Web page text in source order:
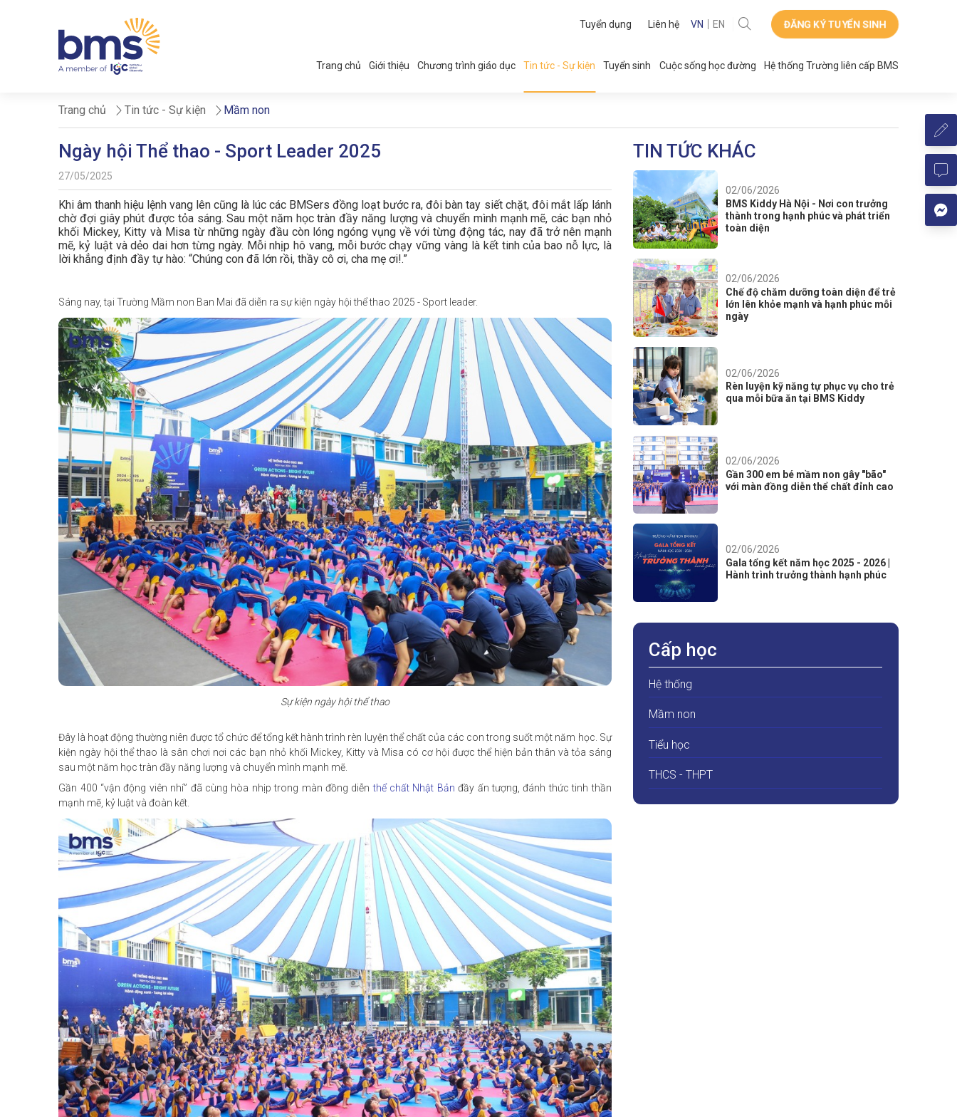
Tuyển dụng Liên hệ VN EN ĐĂNG KÝ TUYỂN SINH
Trang chủ Giới thiệu Chương trình giáo dục Tin tức - Sự kiện Tuyển sinh Cuộc sống học đường Hệ thống Trường liên cấp BMS
Trang chủ Tin tức - Sự kiện Mầm non
Ngày hội Thể thao - Sport Leader 2025
27/05/2025
Khi âm thanh hiệu lệnh vang lên cũng là lúc các BMSers đồng loạt bước ra, đôi bàn tay siết chặt, đôi mắt lấp lánh
chờ đợi giây phút được tỏa sáng. Sau một năm học tràn đầy năng lượng và chuyển mình mạnh mẽ, các bạn nhỏ
khối Mickey, Kitty và Misa từ những ngày đầu còn lóng ngóng vụng về với từng động tác, nay đã trở nên mạnh
mẽ, kỷ luật và dẻo dai hơn từng ngày. Mỗi nhịp hô vang, mỗi bước chạy vững vàng là kết tinh của bao nỗ lực, là
lời khẳng định đầy tự hào: “Chúng con đã lớn rồi, thầy cô ơi, cha mẹ ơi!.”
Sáng nay, tại Trường Mầm non Ban Mai đã diễn ra sự kiện ngày hội thể thao 2025 - Sport leader.
Sự kiện ngày hội thể thao
Đây là hoạt động thường niên được tổ chức để tổng kết hành trình rèn luyện thể chất của các con trong suốt một năm học. Sự
kiện ngày hội thể thao là sân chơi nơi các bạn nhỏ khối Mickey, Kitty và Misa có cơ hội được thể hiện bản thân và tỏa sáng
sau một năm học tràn đầy năng lượng và chuyển mình mạnh mẽ.
Gần 400 “vận động viên nhí” đã cùng hòa nhịp trong màn đồng diễnthể chất Nhật Bản đầy ấn tượng, đánh thức tinh thần
mạnh mẽ, kỷ luật và đoàn kết.
TIN TỨC KHÁC
02/06/2026
BMS Kiddy Hà Nội - Nơi con trưởng
thành trong hạnh phúc và phát triển
toàn diện
02/06/2026
Chế độ chăm dưỡng toàn diện để trẻ
lớn lên khỏe mạnh và hạnh phúc mỗi
ngày
02/06/2026
Rèn luyện kỹ năng tự phục vụ cho trẻ
qua mỗi bữa ăn tại BMS Kiddy
02/06/2026
Gần 300 em bé mầm non gây "bão"
với màn đồng diễn thể chất đỉnh cao
02/06/2026
Gala tổng kết năm học 2025 - 2026 |
Hành trình trưởng thành hạnh phúc
Cấp học
Hệ thống
Mầm non
Tiểu học
THCS - THPT